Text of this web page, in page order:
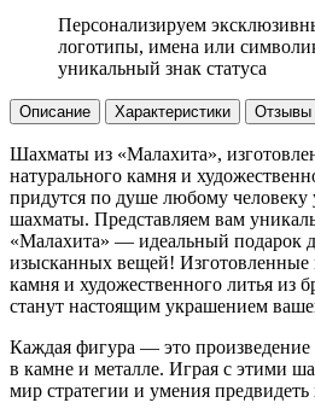
Персонализируем
логотипы, имена или
уникальный знак статуса
Описание Характеристики Отзывы
Шахматы из «Малахита»,
натурального камня и
придутся по душе любому
шахматы. Представляем вам
«Малахита» — идеальный подарок
изысканных вещей! Изготовленные
камня и художественного литья из
станут настоящим украшением
Каждая фигура — это произведение
в камне и металле. Играя с этими
мир стратегии и умения